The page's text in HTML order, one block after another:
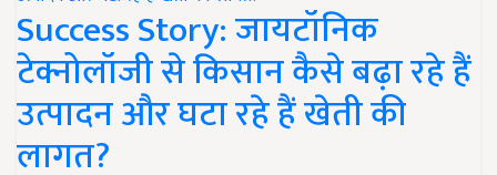
Success Story: जायटॉनिक
टेक्नोलॉजी से किसान कैसे बढ़ा रहे हैं
उत्पादन और घटा रहे हैं खेती की
लागत?